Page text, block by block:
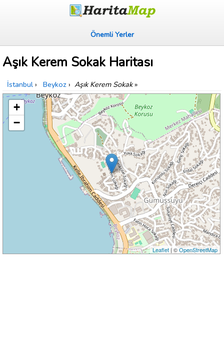
Önemli Yerler
Aşık Kerem Sokak Haritası
İstanbul › Beykoz › Aşık Kerem Sokak»
+
−
Leaflet| ©OpenStreetMap